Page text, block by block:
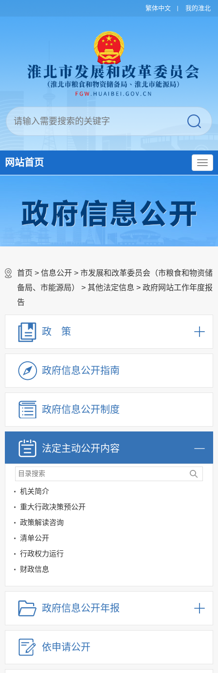
繁体中文 我的淮北
网站首页
首页 > 信息公开 > 市发展和改革委员会（市粮食和物资储
备局、市能源局）
> 其他法定信息 > 政府网站工作年度报
告
政 策
政府信息公开指南
政府信息公开制度
法定主动公开内容
机关简介
重大行政决策预公开
政策解读咨询
清单公开
行政权力运行
财政信息
国民经济和社会发展规划
重大建设项目领域
涉企收费和市场准入负面清单
价格领域
信用领域
民生工程
政府信息公开年报
依申请公开